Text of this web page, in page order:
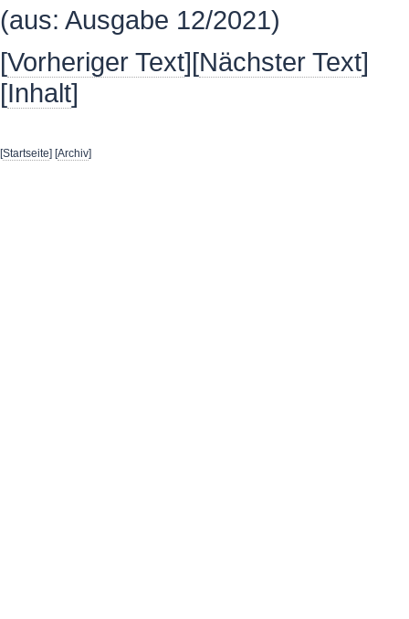
(aus: Ausgabe 12/2021)
[Vorheriger Text][Nächster Text]
[Inhalt]
[Startseite] [Archiv]